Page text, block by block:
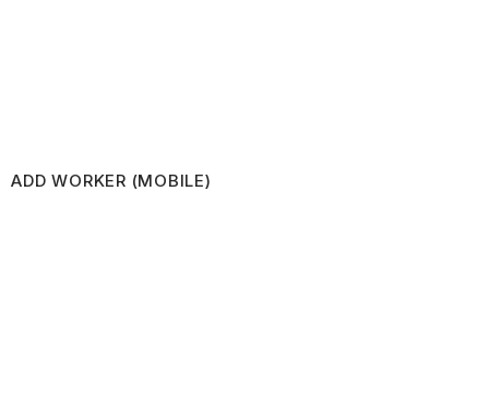
ADD WORKER (MOBILE)